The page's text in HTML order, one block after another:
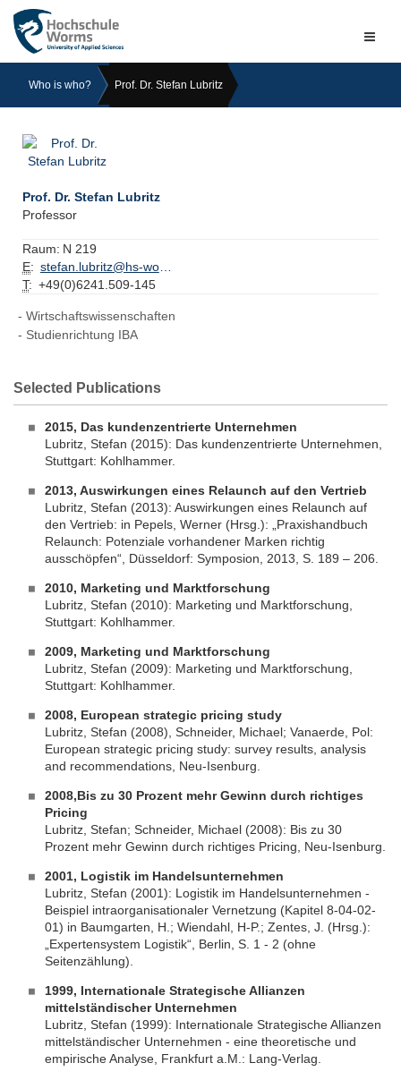
Who is who? Prof. Dr. Stefan Lubritz
Prof. Dr. Stefan Lubritz
Professor
Raum: N 219
E:
stefan.lubritz@hs-worms.de
T: +49(0)6241.509-145
Wirtschaftswissenschaften
Studienrichtung IBA
Selected Publications
2015, Das kundenzentrierte Unternehmen
Lubritz, Stefan (2015): Das kundenzentrierte Unternehmen,
Stuttgart: Kohlhammer.
2013, Auswirkungen eines Relaunch auf den Vertrieb
Lubritz, Stefan (2013): Auswirkungen eines Relaunch auf
den Vertrieb: in Pepels, Werner (Hrsg.): „Praxishandbuch
Relaunch: Potenziale vorhandener Marken richtig
ausschöpfen“, Düsseldorf: Symposion, 2013, S. 189 – 206.
2010, Marketing und Marktforschung
Lubritz, Stefan (2010): Marketing und Marktforschung,
Stuttgart: Kohlhammer.
2009, Marketing und Marktforschung
Lubritz, Stefan (2009): Marketing und Marktforschung,
Stuttgart: Kohlhammer.
2008, European strategic pricing study
Lubritz, Stefan (2008), Schneider, Michael; Vanaerde, Pol:
European strategic pricing study: survey results, analysis
and recommendations, Neu-Isenburg.
2008,Bis zu 30 Prozent mehr Gewinn durch richtiges
Pricing
Lubritz, Stefan; Schneider, Michael (2008): Bis zu 30
Prozent mehr Gewinn durch richtiges Pricing, Neu-Isenburg.
2001, Logistik im Handelsunternehmen
Lubritz, Stefan (2001): Logistik im Handelsunternehmen -
Beispiel intraorganisationaler Vernetzung (Kapitel 8-04-02-
01) in Baumgarten, H.; Wiendahl, H-P.; Zentes, J. (Hrsg.):
„Expertensystem Logistik“, Berlin, S. 1 - 2 (ohne
Seitenzählung).
1999, Internationale Strategische Allianzen
mittelständischer Unternehmen
Lubritz, Stefan (1999): Internationale Strategische Allianzen
mittelständischer Unternehmen - eine theoretische und
empirische Analyse, Frankfurt a.M.: Lang-Verlag.